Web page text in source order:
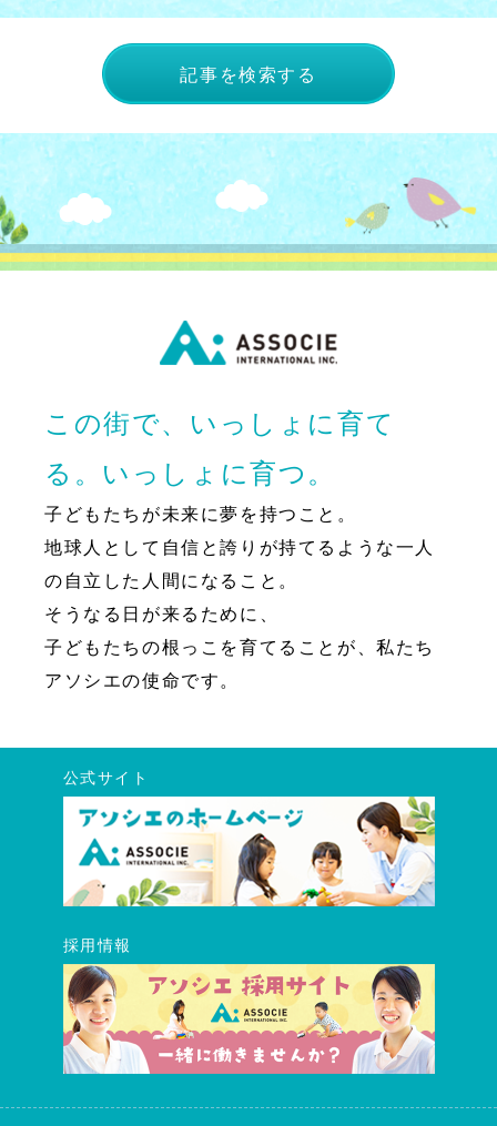
記事を検索する
この街で、いっしょに育て
る。いっしょに育つ。
子どもたちが未来に夢を持つこと。
地球人として自信と誇りが持てるような一人
の自立した人間になること。
そうなる日が来るために、
子どもたちの根っこを育てることが、私たち
アソシエの使命です。
公式サイト
採用情報